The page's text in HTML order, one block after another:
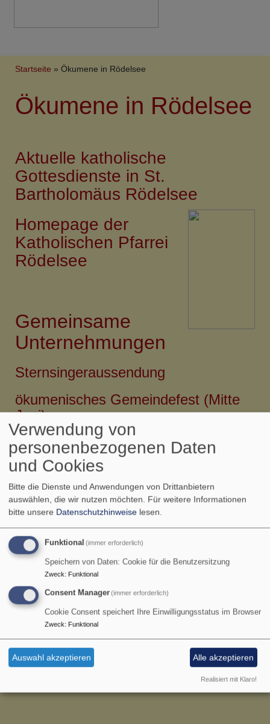
Breadcrumb
Startseite Ökumene in Rödelsee
Ökumene in Rödelsee
Aktuelle katholische
Gottesdienste in St.
Bartholomäus Rödelsee
Homepage der
Katholischen Pfarrei
Rödelsee
Gemeinsame
Unternehmungen
Sternsingeraussendung
ökumenisches Gemeindefest (Mitte
Juni)
Kirchweihgottesdienst (1.
Wochenende im September)
Weinleseandacht (letzter Mittwoch im
September)
Gemeinsame Sitzung kath.
Gemeindeteam/Kirchenvorstand
(März und Oktober)
Verwendung von
personenbezogenen Daten
und Cookies
Bitte die Dienste und Anwendungen von Drittanbietern
auswählen, die wir nutzen möchten. Für weitere Informationen
bitte unsere Datenschutzhinweise lesen.
Funktional (immer erforderlich)
Speichern von Daten: Cookie für die Benutzersitzung
Zweck: Funktional
Consent Manager(immer erforderlich)
Cookie Consent speichert Ihre Einwilligungsstatus im Browser
Zweck: Funktional
Auswahl akzeptieren Alle akzeptieren
Realisiert mit Klaro!